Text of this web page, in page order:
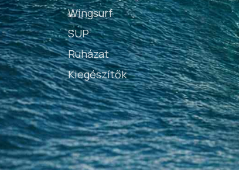
Wingsurf
SUP
Ruházat
Kiegészítők